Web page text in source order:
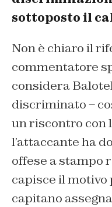
sottoposto il
Non è chiaro il
commentatore
considera
discriminato –
un riscontro con
l’attaccante ha
offese a stampo
capisce il motivo
capitano